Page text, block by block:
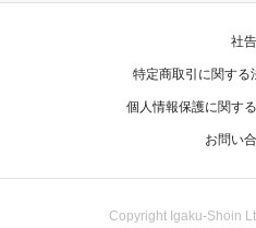
社告
特定商取引に関する
個人情報保護に関す
お問い
Copyright Igaku-Shoin